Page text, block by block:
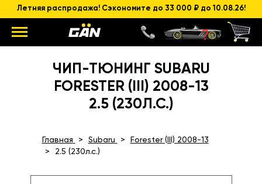
Летняя распродажа! Сэкономите до 33 000 ₽ до 10.08.26!
ЧИП-ТЮНИНГ SUBARU
FORESTER (III) 2008-13
2.5 (230Л.С.)
Главная Subaru
Forester (III) 2008-13
2.5 (230л.с.)